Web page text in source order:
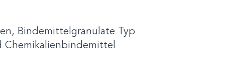
Bindemittelgranulate Typ
Chemikalienbindemittel